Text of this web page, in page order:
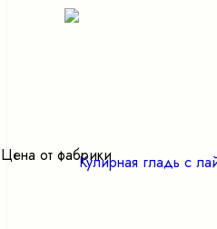
Цена от фабрики